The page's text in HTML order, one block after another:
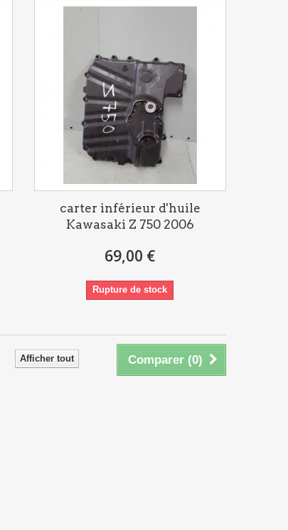
carter inférieur d'huile
Kawasaki Z 750 2006
69,00 €
Rupture de stock
Comparer (0)
Afficher tout